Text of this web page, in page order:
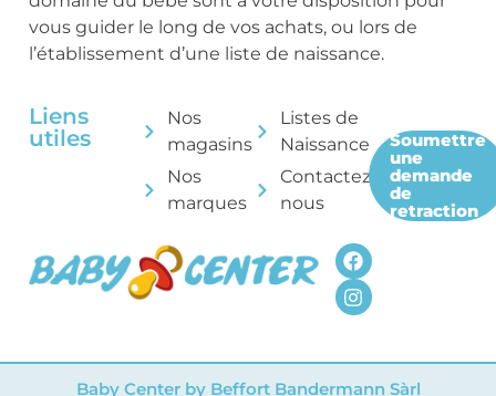
vous guider le long de vos achats, ou lors de
l’établissement d’une liste de naissance.
Liens
utiles
Nos
magasins
Nos
marques
Listes de
Naissance
Contactez-
nous
Soumettre
une
demande
de
retraction
Baby Center by Beffort Bandermann Sàrl